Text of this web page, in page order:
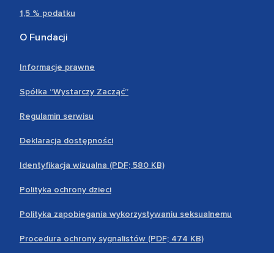
1,5 % podatku
O Fundacji
Informacje prawne
Spółka “Wystarczy Zacząć”
Regulamin serwisu
Deklaracja dostępności
Identyfikacja wizualna (PDF; 580 KB)
Polityka ochrony dzieci
Polityka zapobiegania wykorzystywaniu seksualnemu
Procedura ochrony sygnalistów (PDF; 474 KB)